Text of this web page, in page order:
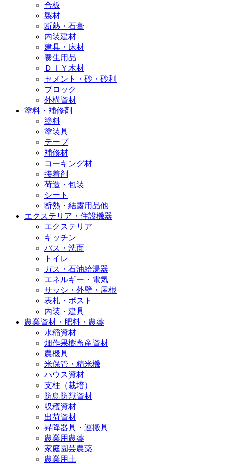
合板
製材
断熱・石膏
内装建材
建具・床材
養生用品
ＤＩＹ木材
セメント・砂・砂利
ブロック
外構資材
塗料・補修剤
塗料
塗装具
テープ
補修材
コーキング材
接着剤
荷造・包装
シート
断熱・結露用品他
エクステリア・住設機器
エクステリア
キッチン
バス・洗面
トイレ
ガス・石油給湯器
エネルギー・電気
サッシ・外壁・屋根
表札・ポスト
内装・建具
農業資材・肥料・農薬
水稲資材
畑作果樹畜産資材
農機具
米保管・精米機
ハウス資材
支柱（栽培）
防鳥防獣資材
収穫資材
出荷資材
昇降器具・運搬具
農業用農薬
家庭園芸農薬
農業用土